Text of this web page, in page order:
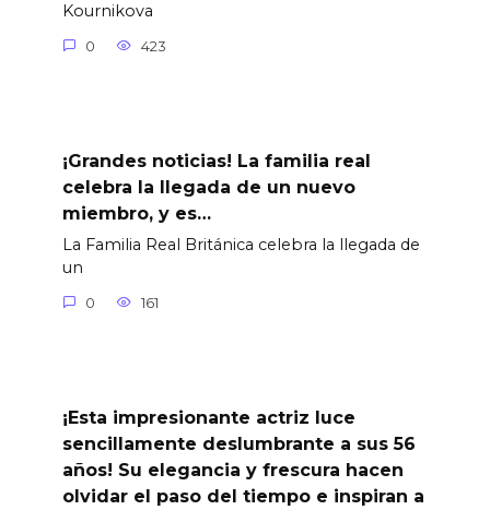
Kournikova
0 423
¡Grandes noticias! La familia real
celebra la llegada de un nuevo
miembro, y es…
La Familia Real Británica celebra la llegada de
un
0 161
¡Esta impresionante actriz luce
sencillamente deslumbrante a sus 56
años! Su elegancia y frescura hacen
olvidar el paso del tiempo e inspiran a